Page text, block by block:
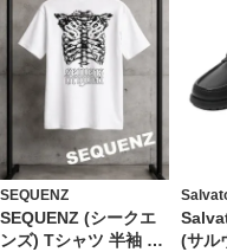
SEQUENZ
SEQUENZ (シークエ
ンズ) Tシャツ 半袖 バ
(サル